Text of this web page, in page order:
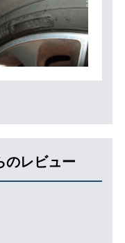
のレビュー